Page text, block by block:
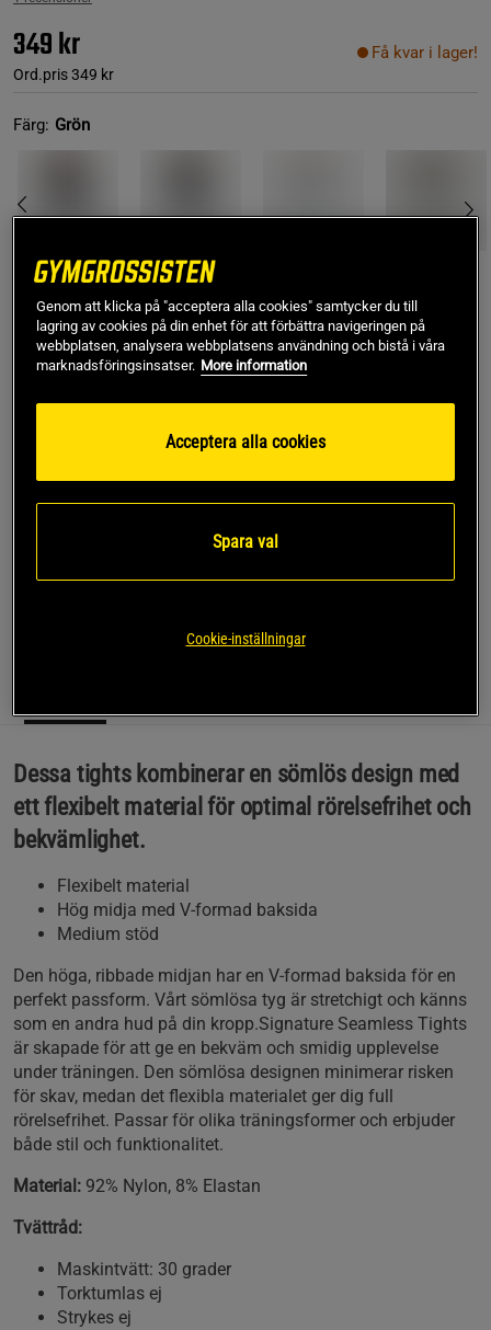
349 kr
Ord.pris349 kr
Få kvar i lager!
Färg: Grön
XS
Upplev en bekväm och flexibel träning med dessa Signature
Seamless Tights från Drop of Mindfulness.
Dessa tights kombinerar en sömlös design med
ett flexibelt material för optimal rörelsefrihet och
bekvämlighet.
Flexibelt material
Hög midja med V-formad baksida
Medium stöd
Den höga, ribbade midjan har en V-formad baksida för en
perfekt passform. Vårt sömlösa tyg är stretchigt och känns
som en andra hud på din kropp.Signature Seamless Tights
är skapade för att ge en bekväm och smidig upplevelse
under träningen. Den sömlösa designen minimerar risken
för skav, medan det flexibla materialet ger dig full
rörelsefrihet. Passar för olika träningsformer och erbjuder
både stil och funktionalitet.
Material: 92% Nylon, 8% Elastan
Tvättråd:
Maskintvätt: 30 grader
Torktumlas ej
Strykes ej
Genom att klicka på "acceptera alla cookies" samtycker du till
lagring av cookies på din enhet för att förbättra navigeringen på
webbplatsen, analysera webbplatsens användning och bistå i våra
marknadsföringsinsatser. More information
Acceptera alla cookies
Spara val
Cookie-inställningar